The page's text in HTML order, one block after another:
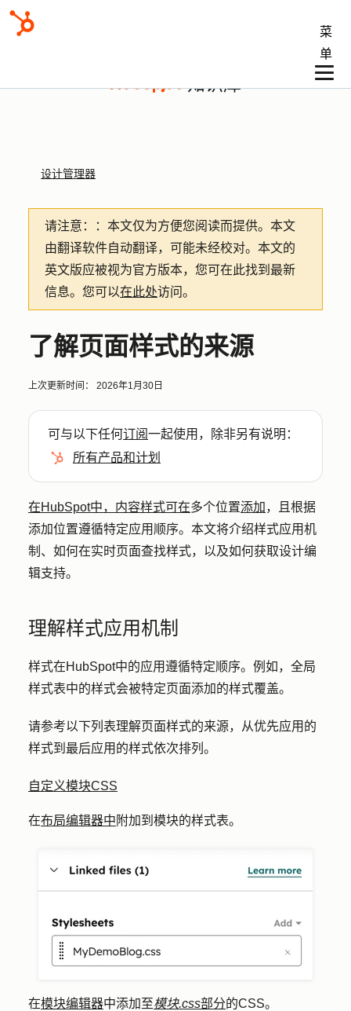
菜
单
知识库
设计管理器
请注意： ：本文仅为方便您阅读而提供。 本文
由翻译软件自动翻译，可能未经校对。本文的
英文版应被视为官方版本，您可在此找到最新
信息。您可以在此处访问。
了解页面样式的来源
上次更新时间： 2026年1月30日
可与以下任何订阅一起使用，除非另有说明：
所有产品和计划
在HubSpot中，内容样式可在多个位置添加 ，且根据
添加位置遵循特定应用顺序。本文将介绍样式应用机
制、如何在实时页面查找样式，以及如何获取设计编
辑支持。
理解样式应用机制
样式在HubSpot中的应用遵循特定顺序。例如，全局
样式表中的样式会被特定页面添加的样式覆盖。
请参考以下列表理解页面样式的来源，从优先应用的
样式到最后应用的样式依次排列。
自定义模块CSS
在布局编辑器中 附加到模块的样式表。
在模块编辑器中添加至模块.css部分的CSS。